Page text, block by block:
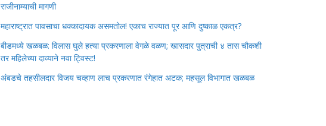
राजीनाम्याची मागणी
महाराष्ट्रात पावसाचा धक्कादायक असमतोल! एकाच राज्यात पूर आणि दुष्काळ एकत्र?
बीडमध्ये खळबळ: विलास घुले हत्या प्रकरणाला वेगळे वळण; खासदार पुत्राची ४ तास चौकशी
तर महिलेच्या दाव्याने नवा ट्विस्ट!
अंबडचे तहसीलदार विजय चव्हाण लाच प्रकरणात रंगेहात अटक; महसूल विभागात खळबळ